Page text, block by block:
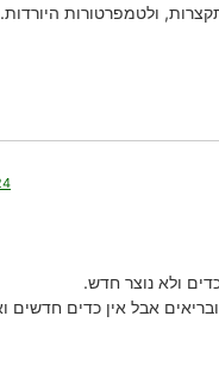
ולטמפרטורות היורדות.
ולא נוצר חדש.
אבל אין כדים חדשים